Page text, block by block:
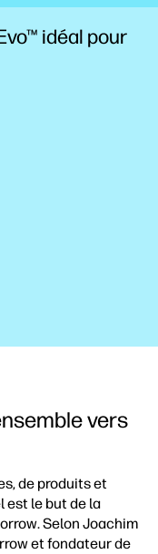
idéal pour
vers
de produits et
est le but de la
Selon Joachim
et fondateur de